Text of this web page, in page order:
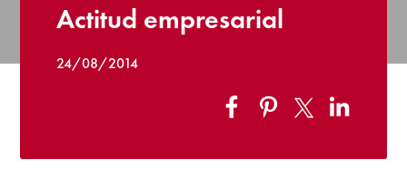
Actitud empresarial
24/08/2014